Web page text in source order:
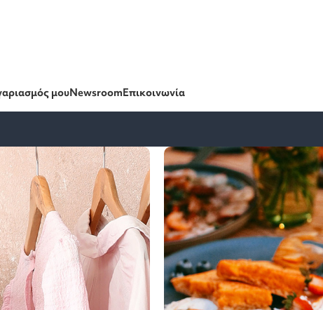
μουNewsroomΕπικοινωνία